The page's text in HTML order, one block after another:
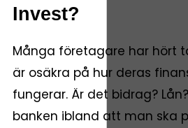
Invest?
Många företagare har hört
är osäkra på hur deras
fungerar. Är det bidrag?
banken ibland att man ska